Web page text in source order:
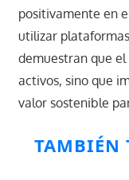
positivamente en
utilizar
demuestran que
activos, sino que
valor sostenible
TAMBIÉN